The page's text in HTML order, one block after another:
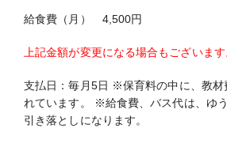
給食費（月） 4,500円
上記金額が変更になる場合もございます
支払日：毎月5日 ※保育料の中に、教材
れています。 ※給食費、バス代は、ゆ
引き落としになります。